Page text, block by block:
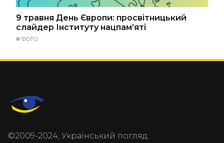
9 травня День Європи: просвітницький
слайдер Інституту нацпам’яті
# ФОТО
©2009-2024, Український погляд.